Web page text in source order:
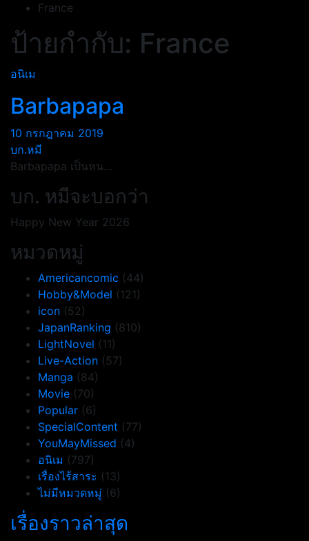
France
ป้ายกำกับ: France
อนิเม
Barbapapa
10 กรกฎาคม 2019
บก.หมี
Barbapapa เป็นหน…
บก. หมีจะบอกว่า
Happy New Year 2026
หมวดหมู่
Americancomic (44)
Hobby&Model (121)
icon (52)
JapanRanking (810)
LightNovel (11)
Live-Action (57)
Manga (84)
Movie (70)
Popular (6)
SpecialContent (77)
YouMayMissed (4)
อนิเม (797)
เรื่องไร้สาระ (13)
ไม่มีหมวดหมู่ (6)
เรื่องราวล่าสุด